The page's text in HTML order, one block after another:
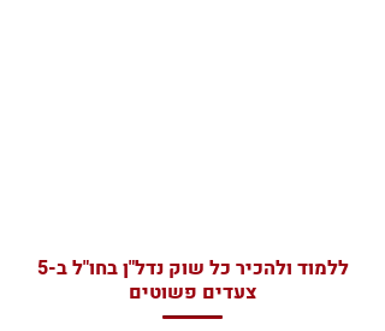
ללמוד ולהכיר כל שוק נדל"ן בחו"ל ב-5
צעדים פשוטים